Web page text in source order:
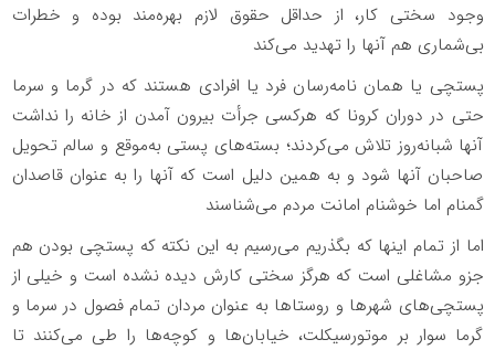
وجود سختی کار، از حداقل حقوق لازم بهره‌مند بوده و خطرات
بی‌شماری هم آنها را تهدید می‌کند
پستچی‌ یا همان نامه‌رسان‌ فرد یا افرادی هستند که در گرما و سرما
حتی در دوران کرونا که هرکسی جرأت بیرون آمدن از خانه را نداشت
آنها شبانه‌روز تلاش می‌کردند؛ بسته‌های پستی به‌موقع و سالم تحویل
صاحبان آنها شود و به همین دلیل است که آنها را به عنوان قاصدان
گمنام اما خوشنام امانت‌ مردم می‌شناسند
اما از تمام اینها که بگذریم می‌رسیم به این نکته که پستچی‌ بودن هم
جزو مشاغلی است که هرگز سختی کارش دیده نشده است و خیلی از
پستچی‌های شهرها و روستاها به عنوان مردان تمام فصول در سرما و
گرما سوار بر موتورسیکلت‌، خیابان‌ها و کوچه‌ها را طی می‌کنند تا